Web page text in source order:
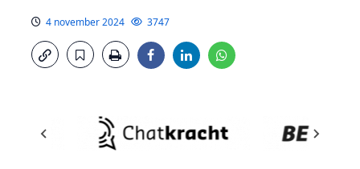
4 november 2024 3747